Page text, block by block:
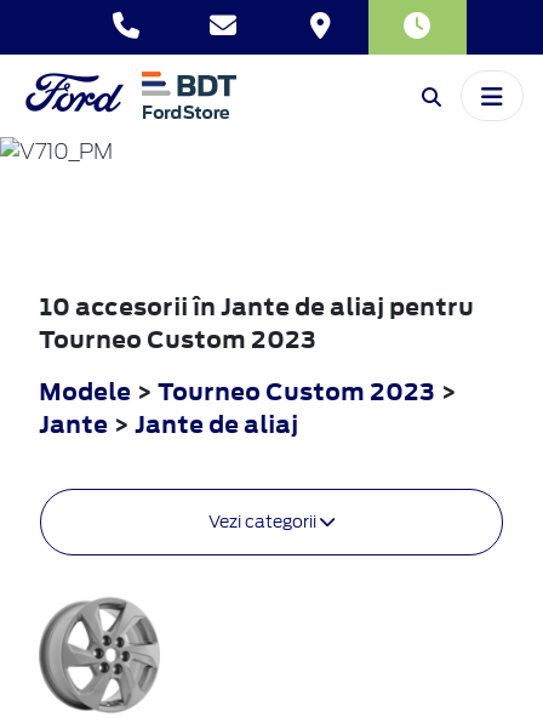
TOURNEO
CUSTOM
10 accesorii în Jante de aliaj pentru
Tourneo Custom 2023
Modele > Tourneo Custom 2023 >
Jante > Jante de aliaj
Vezi categorii